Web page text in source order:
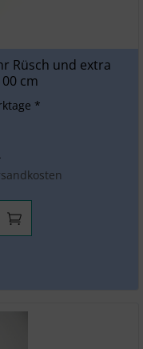
Rüsch und extra
cm
*